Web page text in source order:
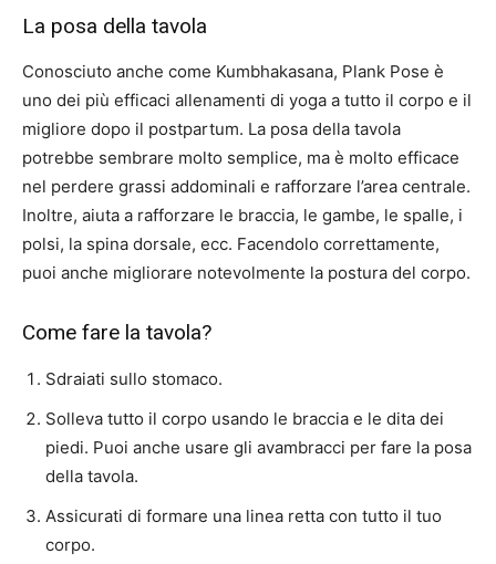
La posa della tavola
Conosciuto anche come Kumbhakasana, Plank Pose è
uno dei più efficaci allenamenti di yoga a tutto il corpo e il
migliore dopo il postpartum. La posa della tavola
potrebbe sembrare molto semplice, ma è molto efficace
nel perdere grassi addominali e rafforzare l’area centrale.
Inoltre, aiuta a rafforzare le braccia, le gambe, le spalle, i
polsi, la spina dorsale, ecc. Facendolo correttamente,
puoi anche migliorare notevolmente la postura del corpo.
Come fare la tavola?
Sdraiati sullo stomaco.
Solleva tutto il corpo usando le braccia e le dita dei
piedi. Puoi anche usare gli avambracci per fare la posa
della tavola.
Assicurati di formare una linea retta con tutto il tuo
corpo.